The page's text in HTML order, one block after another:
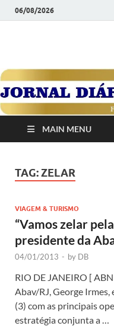
06/08/2026
1958
MAIN MENU
TAG:ZELAR
VIAGEM & TURISMO
“Vamos zelar
presidente da
04/01/2013 - by DB
RIO DE JANEIRO [
Abav/RJ, George
(3) com as principais
estratégia conjunta a …